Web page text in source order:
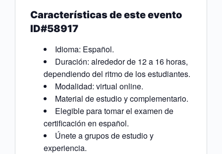
Características de este evento
ID#58917
Idioma: Español.
Duración: alrededor de 12 a 16 horas,
dependiendo del ritmo de los estudiantes.
Modalidad: virtual online.
Material de estudio y complementario.
Elegible para tomar el examen de
certificación en español.
Únete a grupos de estudio y
experiencia.